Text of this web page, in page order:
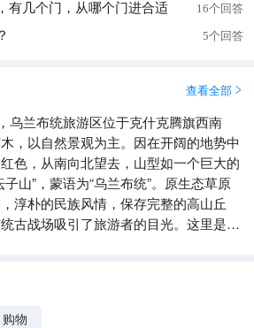
有几个门，从哪个门进合适 16个回答
5个回答
查看全部 
乌兰布统旅游区位于克什克腾旗西南
，以自然景观为主。因在开阔的地势中
色，从南向北望去，山型如一个巨大的
山”，蒙语为“乌兰布统”。原生态草原
淳朴的民族风情，保存完整的高山丘
古战场吸引了旅游者的目光。这里是心
购物